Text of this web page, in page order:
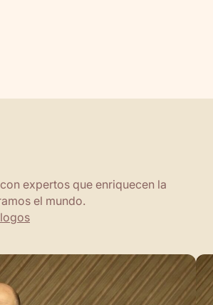
expertos que enriquecen la
el mundo.